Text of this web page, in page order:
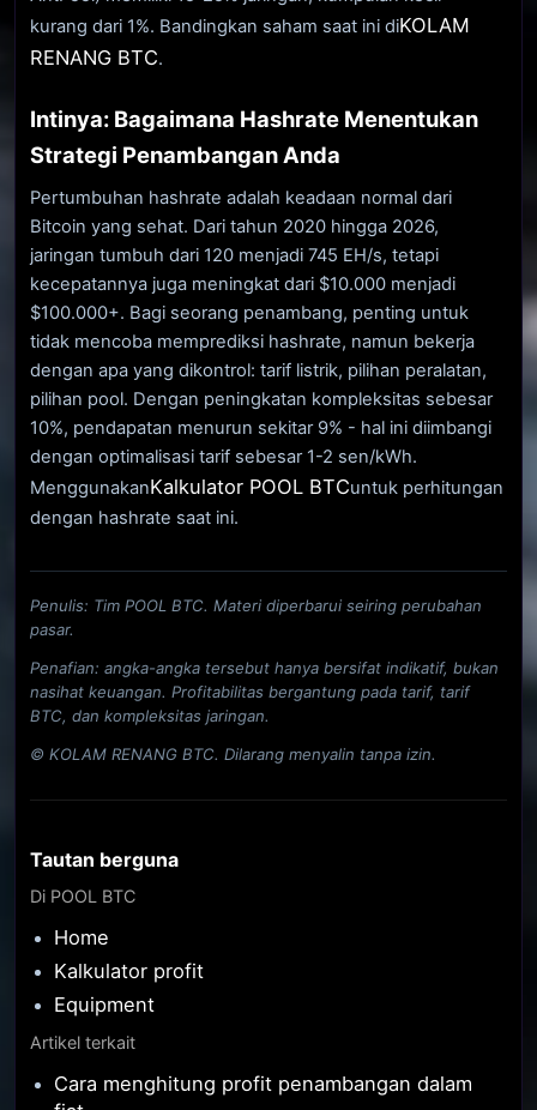
kurang dari 1%. Bandingkan saham saat ini diKOLAM
RENANG BTC.
Intinya: Bagaimana Hashrate Menentukan
Strategi Penambangan Anda
Pertumbuhan hashrate adalah keadaan normal dari
Bitcoin yang sehat. Dari tahun 2020 hingga 2026,
jaringan tumbuh dari 120 menjadi 745 EH/s, tetapi
kecepatannya juga meningkat dari $10.000 menjadi
$100.000+. Bagi seorang penambang, penting untuk
tidak mencoba memprediksi hashrate, namun bekerja
dengan apa yang dikontrol: tarif listrik, pilihan peralatan,
pilihan pool. Dengan peningkatan kompleksitas sebesar
10%, pendapatan menurun sekitar 9% - hal ini diimbangi
dengan optimalisasi tarif sebesar 1-2 sen/kWh.
MenggunakanKalkulator POOL BTCuntuk perhitungan
dengan hashrate saat ini.
Penulis: Tim POOL BTC. Materi diperbarui seiring perubahan
pasar.
Penafian: angka-angka tersebut hanya bersifat indikatif, bukan
nasihat keuangan. Profitabilitas bergantung pada tarif, tarif
BTC, dan kompleksitas jaringan.
© KOLAM RENANG BTC. Dilarang menyalin tanpa izin.
Tautan berguna
Di POOL BTC
Home
Kalkulator profit
Equipment
Artikel terkait
Cara menghitung profit penambangan dalam